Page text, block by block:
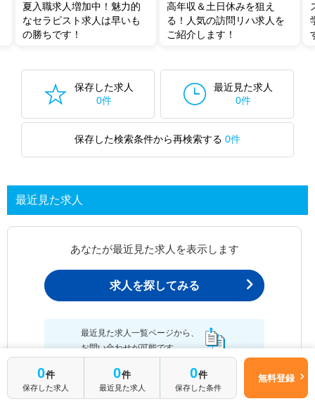
無料転職支援サービス
にお申し込みいただくと、ご希望条件をヒアリン
グした上で求人をご提案いたします。
ご希望条件がまだ定まっていない方は
人気の希望条件をピックアップし
転職支援の他、情報収集や募集状況の確認も、お気軽にご相談くださ
夏入職求人増加中！魅力的
なセラピスト求人は早いも
の勝ちです！
高年収＆土日休みを狙え
る！人気の訪問リハ求人を
ご紹介します！
保存した求人
0件
最近見た求人
0件
保存した検索条件から再検索する 0件
最近見た求人
あなたが最近見た求人を表示します
求人を探してみる
最近見た求人一覧ページから、
お問い合わせが可能です。
0件
保存した求人
0件
最近見た求人
0件
保存した条件
無料登録